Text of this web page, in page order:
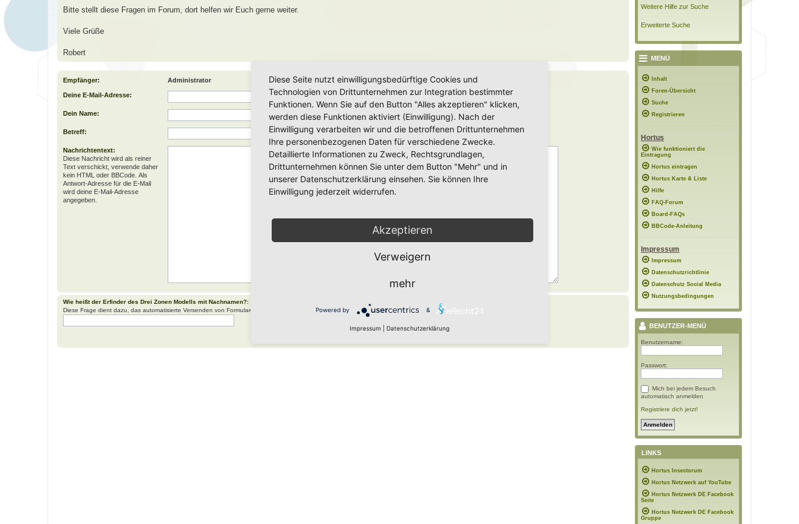
Bitte stellt diese Fragen im Forum, dort helfen wir Euch gerne weiter.
Viele Grüße
Robert
Empfänger: Administrator
Deine E-Mail-Adresse:
Dein Name:
Betreff:
Nachrichtentext:
Diese Nachricht wird als reiner
Text verschickt, verwende daher
kein HTML oder BBCode. Als
Antwort-Adresse für die E-Mail
wird deine E-Mail-Adresse
angegeben.
Wie heißt der Erfinder des Drei Zonen Modells mit Nachnamen?:
Diese Frage dient dazu, das automatisierte Versenden von Formularen durch Spam-Bots zu verhindern.
Weitere Hilfe zur Suche
Erweiterte Suche
MENÜ
Inhalt
Foren-Übersicht
Suche
Registrieren
Hortus
Wie funktioniert die
Eintragung
Hortus eintragen
Hortus Karte & Liste
Hilfe
FAQ-Forum
Board-FAQs
BBCode-Anleitung
Impressum
Impressum
Datenschutzrichtlinie
Datenschutz Social Media
Nutzungsbedingungen
BENUTZER-MENÜ
Benutzername:
Passwort:
Mich bei jedem Besuch
automatisch anmelden
Registriere dich jetzt!
LINKS
Hortus Insectorum
Hortus Netzwerk auf YouTube
Hortus Netzwerk DE Facebook
Seite
Hortus Netzwerk DE Facebook
Gruppe
Diese Seite nutzt einwilligungsbedürftige Cookies und
Technologien von Drittunternehmen zur Integration bestimmter
Funktionen. Wenn Sie auf den Button "Alles akzeptieren" klicken,
werden diese Funktionen aktiviert (Einwilligung). Nach der
Einwilligung verarbeiten wir und die betroffenen Drittunternehmen
Ihre personenbezogenen Daten für verschiedene Zwecke.
Detaillierte Informationen zu Zweck, Rechtsgrundlagen,
Drittunternehmen können Sie unter dem Button "Mehr" und in
unserer Datenschutzerklärung einsehen. Sie können Ihre
Einwilligung jederzeit widerrufen.
Akzeptieren
Verweigern
mehr
Powered by &
Impressum Datenschutzerklärung